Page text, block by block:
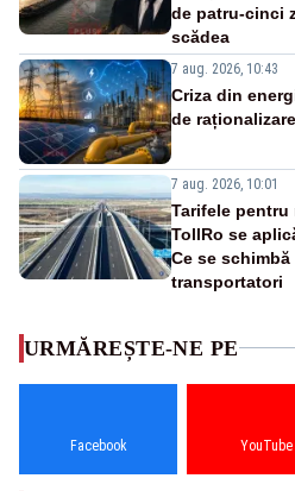
de patru-cinci
scădea
7 aug. 2026, 10:43
Criza din
de
7 aug. 2026, 10:01
Tarifele
TollRo se
Ce se
transportatori
URMĂREȘTE-NE PE
Facebook YouTube